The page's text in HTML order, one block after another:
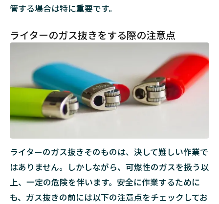
ない
3
【種
ライ
ター
のガ
ス抜
きの
正し
使い
すて
ライ
管する場合は特に重要です。
ライターのガス抜きをする際の注意点
ライターのガス抜きそのものは、決して難しい作業で
はありません。しかしながら、可燃性のガスを扱う以
上、一定の危険を伴います。安全に作業するために
も、ガス抜きの前には以下の注意点をチェックしてお